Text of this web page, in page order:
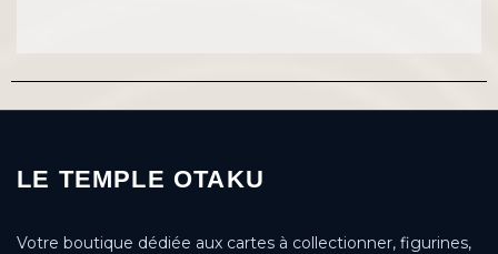
LE TEMPLE OTAKU
Votre boutique dédiée aux cartes à collectionner, figurines,